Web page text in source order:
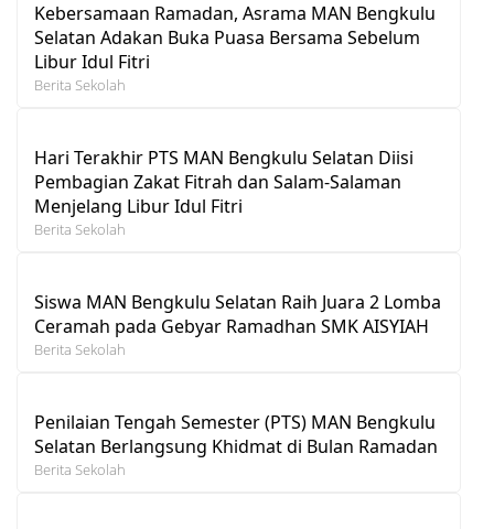
Kebersamaan Ramadan, Asrama MAN Bengkulu
Selatan Adakan Buka Puasa Bersama Sebelum
Libur Idul Fitri
Berita Sekolah
Hari Terakhir PTS MAN Bengkulu Selatan Diisi
Pembagian Zakat Fitrah dan Salam-Salaman
Menjelang Libur Idul Fitri
Berita Sekolah
Siswa MAN Bengkulu Selatan Raih Juara 2 Lomba
Ceramah pada Gebyar Ramadhan SMK AISYIAH
Berita Sekolah
Penilaian Tengah Semester (PTS) MAN Bengkulu
Selatan Berlangsung Khidmat di Bulan Ramadan
Berita Sekolah